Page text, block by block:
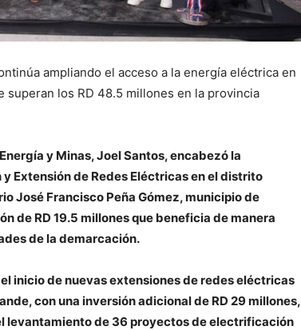
ampliando el acceso a la energía eléctrica en
los RD 48.5 millones en la provincia
y Minas, Joel Santos, encabezó la
Extensión de Redes Eléctricas en el distrito
José Francisco Peña Gómez, municipio de
de RD 19.5 millones que beneficia de manera
de la demarcación.
inicio de nuevas extensiones de redes eléctricas
con una inversión adicional de RD 29 millones,
levantamiento de 36 proyectos de electrificación